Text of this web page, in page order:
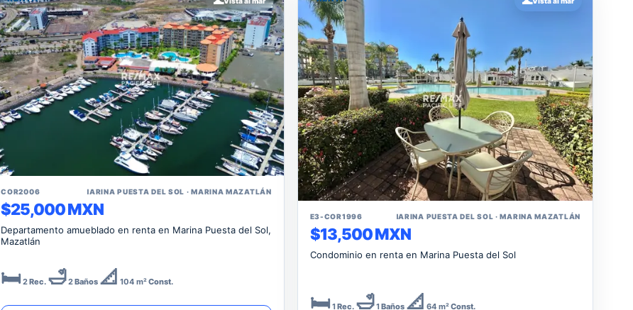
↗
COR2006 📍 MARINA PUESTA DEL SOL · MARINA MAZATLÁN
$25,000 MXN
Departamento amueblado en renta en Marina Puesta del Sol,
Mazatlán
🛏️ 2Rec. 🛁2Baños 📐 104 m²Const.
↗
E3-COR1996 📍 MARINA PUESTA DEL SOL · MARINA MAZATLÁN
$13,500 MXN
Condominio en renta en Marina Puesta del Sol
🛏️ 1 Rec. 🛁1 Baños 📐 64 m²Const.